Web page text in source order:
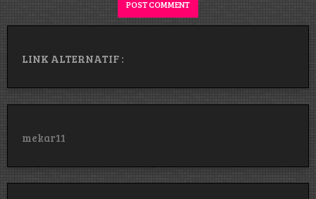
LINK ALTERNATIF :
mekar11